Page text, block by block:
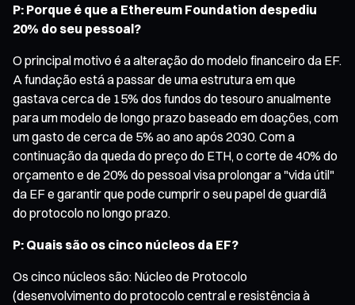
P: Porque é que a Ethereum Foundation despediu
20% do seu pessoal?
O principal motivo é a alteração do modelo financeiro da EF.
A fundação está a passar de uma estrutura em que
gastava cerca de 15% dos fundos do tesouro anualmente
para um modelo de longo prazo baseado em doações, com
um gasto de cerca de 5% ao ano após 2030. Com a
continuação da queda do preço do ETH, o corte de 40% do
orçamento e de 20% do pessoal visa prolongar a "vida útil"
da EF e garantir que pode cumprir o seu papel de guardiã
do protocolo no longo prazo.
P: Quais são os cinco núcleos da EF?
Os cinco núcleos são: Núcleo de Protocolo
(desenvolvimento do protocolo central e resistência à